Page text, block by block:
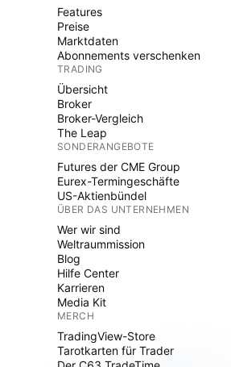
Features
Preise
Marktdaten
Abonnements verschenken
TRADING
Übersicht
Broker
Broker-Vergleich
The Leap
SONDERANGEBOTE
Futures der CME Group
Eurex-Termingeschäfte
US-Aktienbündel
ÜBER DAS UNTERNEHMEN
Wer wir sind
Weltraummission
Blog
Hilfe Center
Karrieren
Media Kit
MERCH
TradingView-Store
Tarotkarten für Trader